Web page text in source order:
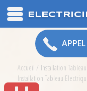
Accueil / Installation
Installation Tableau